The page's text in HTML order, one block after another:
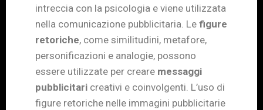
intreccia con la psicologia e viene utilizzata
nella comunicazione pubblicitaria. Le figure
retoriche, come similitudini, metafore,
personificazioni e analogie, possono
essere utilizzate per creare messaggi
pubblicitari creativi e coinvolgenti. L’uso di
figure retoriche nelle immagini pubblicitarie